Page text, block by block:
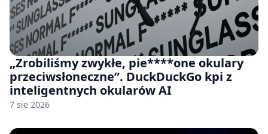
„Zrobiliśmy zwykłe, pie****one okulary
przeciwsłoneczne”. DuckDuckGo kpi z
inteligentnych okularów AI
7 sie 2026